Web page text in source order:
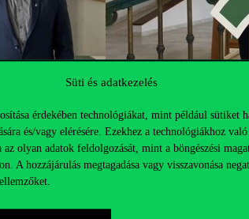
Süti és adatkezelés
érdekében technológiákat, mint például sütiket
és/vagy elérésére. Ezekhez a technológiákhoz
az olyan adatok feldolgozását, mint a böngészési
A hozzájárulás megtagadása vagy visszavonása